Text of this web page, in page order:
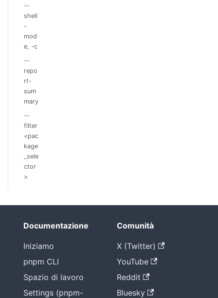
--
shell
-
mod
e, -c
--
repo
rt-
sum
mary
--
filter
<pac
kage
_sele
ctor
>
Documentazione
Iniziamo
pnpm CLI
Spazio di lavoro
Settings (pnpm-
Comunità
X (Twitter)
YouTube
Reddit
Bluesky